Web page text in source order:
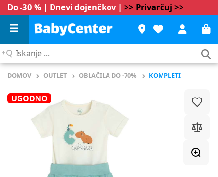
Do -30 % | Dnevi dojenčkov | >> Privarčuj >>
Iskanje
DOMOV OUTLET OBLAČILA DO -70% KOMPLETI
UGODNO